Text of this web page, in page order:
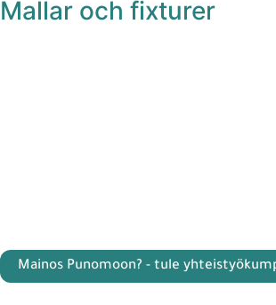
Mallar och fixturer
Mainos Punomoon? - tule